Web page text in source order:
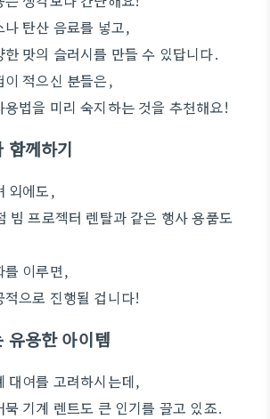
나 탄산 음료를 넣고,
맛의 슬러시를 만들 수 있답니다.
적으신 분들은,
용법을 미리 숙지하는 것을 추천해요!
함께하기
외에도,
빔 프로젝터 렌탈과 같은 행사 용품도
를 이루면,
으로 진행될 겁니다!
유용한 아이템
대여를 고려하시는데,
기계 렌트도 큰 인기를 끌고 있죠.